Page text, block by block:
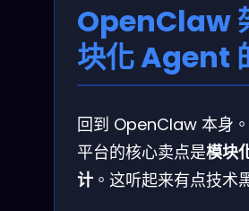
OpenClaw
块化 Agent
回到 OpenClaw 本身
平台的核心卖点是模块
计 。这听起来有点技术